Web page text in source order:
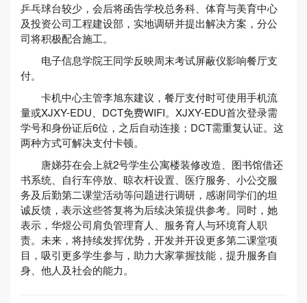
乒乓球台较少，会后将函告学校总务科、体育与美育中心
及投资公司工程建设部，实地调研并提出解决方案，分公
司将积极配合施工。
电子信息学院王同学反映周末考试屏蔽仪影响餐厅支
付。
卡机中心主管李旭东建议，餐厅支付时可使用手机流
量或XJXY-EDU、DCT免费WIFI。XJXY-EDU首次登录需
学号和身份证后6位，之后自动连接；DCT需重复认证。这
两种方式可解决支付卡顿。
唐娣芬在会上就2号学生公寓楼装修改造、图书馆借还
书系统、自行车停放、晾衣杆设置、医疗服务、小公交服
务及后勤第二课堂活动等问题进行调研，感谢同学们的坦
诚反馈，表示这些答复将为后续决策提供参考。同时，她
表示，华煜公司肩负管理育人、服务育人与环境育人职
责。未来，将持续发挥优势，开发并开设更多第二课堂项
目，吸引更多学生参与，助力大家掌握技能，提升服务自
身、他人及社会的能力。